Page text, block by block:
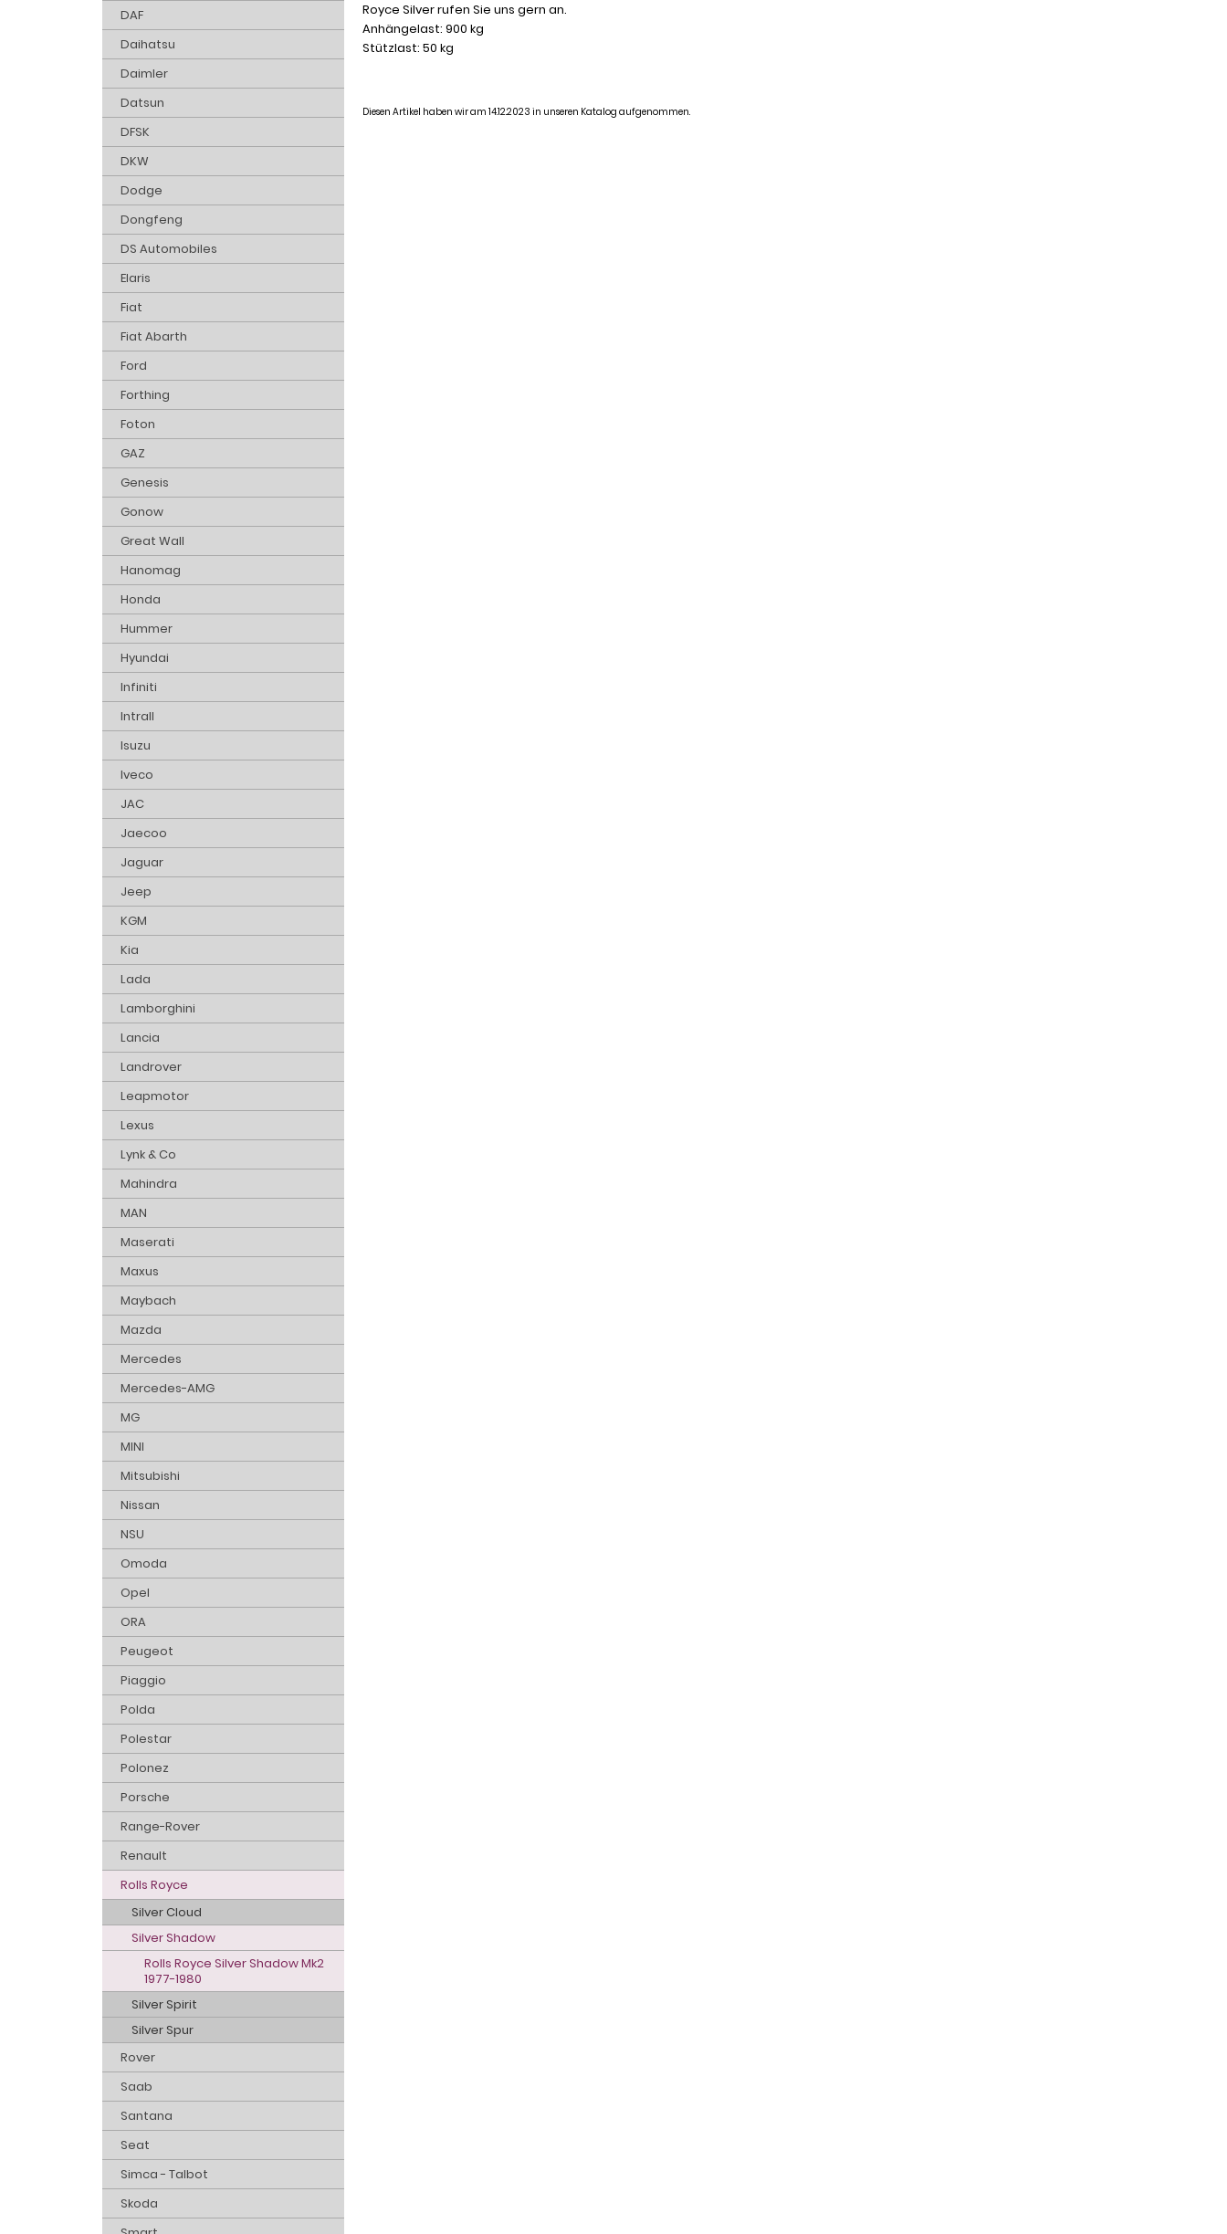
Royce Silver rufen Sie uns gern an.
Anhängelast: 900 kg
Stützlast: 50 kg
Diesen Artikel haben wir am 14.12.2023 in unseren Katalog aufgenommen.
DAF
Daihatsu
Daimler
Datsun
DFSK
DKW
Dodge
Dongfeng
DS Automobiles
Elaris
Fiat
Fiat Abarth
Ford
Forthing
Foton
GAZ
Genesis
Gonow
Great Wall
Hanomag
Honda
Hummer
Hyundai
Infiniti
Intrall
Isuzu
Iveco
JAC
Jaecoo
Jaguar
Jeep
KGM
Kia
Lada
Lamborghini
Lancia
Landrover
Leapmotor
Lexus
Lynk & Co
Mahindra
MAN
Maserati
Maxus
Maybach
Mazda
Mercedes
Mercedes-AMG
MG
MINI
Mitsubishi
Nissan
NSU
Omoda
Opel
ORA
Peugeot
Piaggio
Polda
Polestar
Polonez
Porsche
Range-Rover
Renault
Rolls Royce
Silver Cloud
Silver Shadow
Rolls Royce Silver Shadow Mk2
1977-1980
Silver Spirit
Silver Spur
Rover
Saab
Santana
Seat
Simca - Talbot
Skoda